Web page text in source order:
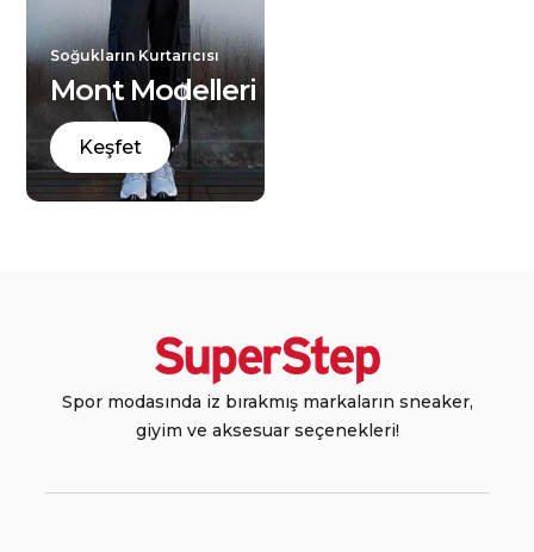
Soğukların Kurtarıcısı
Mont Modelleri
Keşfet
Spor modasında iz bırakmış markaların sneaker,
giyim ve aksesuar seçenekleri!